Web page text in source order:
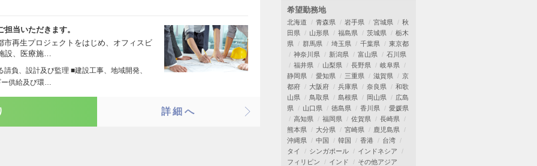
当いただきます。
再生プロジェクトをはじめ、オフィスビ
設、医療施…
負、設計及び監理 ■建設工事、地域開発、
ー供給及び環…
詳細へ
希望勤務地
北海道 青森県 岩手県 宮城県
秋
田県
山形県 福島県 茨城県
栃木
県
群馬県 埼玉県 千葉県
東京都
神奈川県
新潟県 富山県
石川県
福井県
山梨県 長野県
岐阜県
静岡県
愛知県 三重県 滋賀県
京
都府
大阪府 兵庫県 奈良県
和歌
山県
鳥取県 島根県 岡山県
広島
県
山口県 徳島県 香川県
愛媛県
高知県
福岡県 佐賀県
長崎県
熊本県
大分県 宮崎県
鹿児島県
沖縄県
中国 韓国 香港
台湾
タイ
シンガポール
インドネシア
フィリピン
インド
その他アジア